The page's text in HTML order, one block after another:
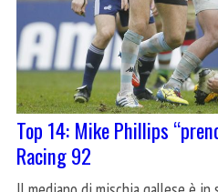
Top 14: Mike Phillips
Racing 92